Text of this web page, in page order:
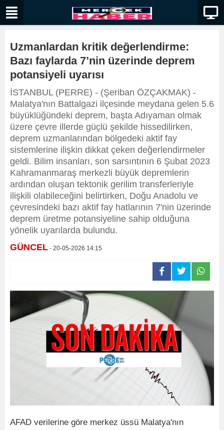
Uzmanlardan kritik değerlendirme:
Bazı faylarda 7’nin üzerinde deprem
potansiyeli uyarısı
İSTANBUL (PERRE) - (Şeriban ÖZÇAKMAK) -
Malatya'nın Battalgazi ilçesinde meydana gelen 5.6
büyüklüğündeki deprem, başta Adıyaman olmak
üzere çevre illerde güçlü şekilde hissedilirken,
deprem uzmanlarından bölgedeki aktif fay
sistemlerine ilişkin dikkat çeken değerlendirmeler
geldi. Bilim insanları, son sarsıntının 6 Şubat 2023
Kahramanmaraş merkezli büyük depremlerin
ardından oluşan tektonik gerilim transferleriyle
ilişkili olabileceğini belirtirken, Doğu Anadolu ve
çevresindeki bazı aktif fay hatlarının 7'nin üzerinde
deprem üretme potansiyeline sahip olduğuna
yönelik uyarılarda bulundu.
GÜNCEL - 20-05-2026 14:15
AFAD verilerine göre merkez üssü Malatya'nın